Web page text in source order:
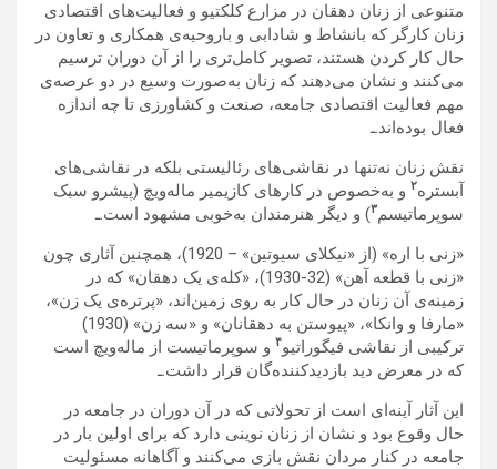
متنوعی از زنان دهقان در مزارع کلکتیو و فعالیت‌های اقتصادی
زنان کارگر که بانشاط و شادابی و باروحیه‌ی همکاری و تعاون در
حال کار کردن هستند، تصویر کامل‌تری را از آن دوران ترسیم
می‌کنند و نشان می‌دهند که زنان به‌صورت وسیع در دو عرصه‌ی
مهم فعالیت اقتصادی جامعه، صنعت و کشاورزی تا چه اندازه
فعال بوده‌اند.ـ
نقش زنان نه‌تنها در نقاشی‌های رئالیستی بلکه در نقاشی‌های
آبستره۲ و به‌خصوص در کارهای کازیمیر ماله‌ویچ (پیشرو سبک
سوپر‌ماتیسم۳) و دیگر هنرمندان به‌خوبی مشهود است.ـ
«زنی با اره» (از «نیکلای سیوتین» – 1920)، همچنین آثاری چون
«زنی با قطعه آهن» (32-1930)، «کله‌ی یک دهقان» که در
زمینه‌ی آن زنان در حال کار به روی زمین‌اند، «پرتره‌ی یک زن»،
«مارفا و وانکا»، «پیوستن به دهقانان» و «سه زن» (1930)
ترکیبی از نقاشی فیگوراتیو۴ و سوپر‌ماتیست از ماله‌ویچ است
که در معرض دید بازدیدکننده‌گان قرار داشت.ـ
این آثار آینه‌ای است از تحولاتی که در آن دوران در جامعه در
حال وقوع بود و نشان از زنان نوینی دارد که برای اولین بار در
جامعه در کنار مردان نقش بازی می‌کنند و آگاهانه مسئولیت